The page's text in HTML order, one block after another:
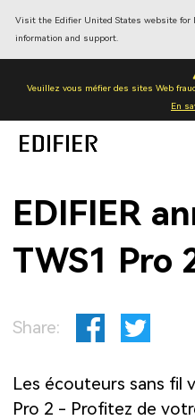
Visit the Edifier United States website for
information and support.
Veuillez vous méfier des sites Web
En
EDIFIER
TWS1 Pro
Share:
Les écouteurs sans fil
Pro 2 - Profitez de